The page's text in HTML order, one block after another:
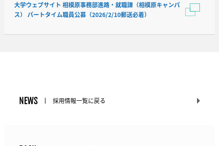
大学ウェブサイト 相模原事務部進路・就職課（相模原キャンパ
ス） パートタイム職員公募（2026/2/10郵送必着）
NEWS 採用情報一覧に戻る